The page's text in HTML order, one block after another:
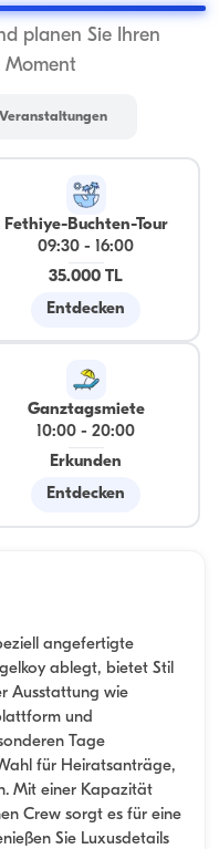
planen Sie Ihren
Moment
Veranstaltungen
Fethiye-Buchten-Tour
09:30 -
16:00
35.000 TL
Entdecken
Ganztagsmiete
10:00 -20:00
Erkunden
Entdecken
angefertigte
ablegt, bietet Stil
Ausstattung wie
und
Tage
für Heiratsanträge,
Mit einer Kapazität
Crew sorgt es für eine
Sie Luxusdetails